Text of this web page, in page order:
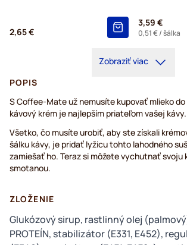
2,65 €
3,59 €
0,51 €/ šálka
Zobraziť viac
POPIS
S Coffee-Mate už nemusíte kupovať mlieko do
kávový krém je najlepším priateľom vašej kávy.
Všetko, čo musíte urobiť, aby ste získali
šálku kávy, je pridať lyžicu tohto lahodného
zamiešať ho. Teraz si môžete vychutnať svoju
smotanou.
ZLOŽENIE
Glukózový sirup, rastlinný olej
PROTEÍN, stabilizátor (E331, E452),